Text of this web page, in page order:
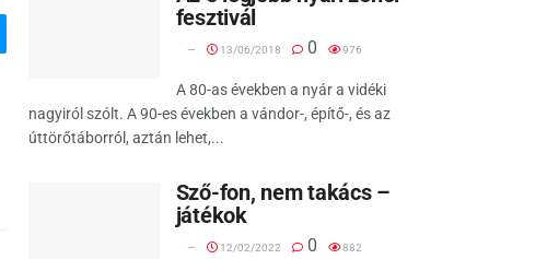
fesztivál
13/06/2018 0 976
A 80-as években a nyár a vidéki
nagyiról szólt. A 90-es években a vándor-, építő-, és az
úttörőtáborról, aztán lehet,...
Sző-fon, nem takács –
játékok
12/02/2022 0 882